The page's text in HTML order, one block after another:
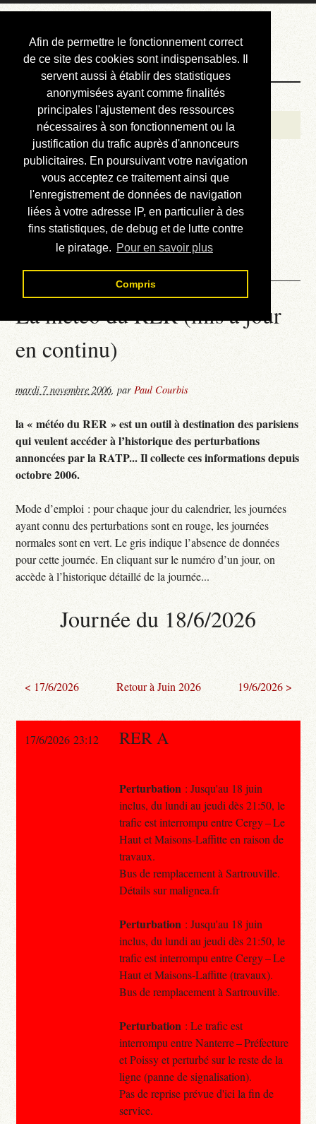
Afin de permettre le fonctionnement correct
de ce site des cookies sont indispensables. Il
servent aussi à établir des statistiques
anonymisées ayant comme finalités
principales l'ajustement des ressources
nécessaires à son fonctionnement ou la
justification du trafic auprès d'annonceurs
publicitaires. En poursuivant votre navigation
vous acceptez ce traitement ainsi que
l'enregistrement de données de navigation
liées à votre adresse IP, en particulier à des
fins statistiques, de debug et de lutte contre
le piratage. Pour en savoir plus
Compris
Courbis, « LE »
Blog Officiel
Bienvenue
Réalisations
Divers (et d’été)
Annonces
Liens externes
Téléchargement
Contact
La météo du RER (mis à jour
en continu)
mardi 7 novembre 2006,parPaul Courbis
la « météo du RER » est un outil à destination des parisiens
qui veulent accéder à l’historique des perturbations
annoncées par la RATP... Il collecte ces informations depuis
octobre 2006.
Mode d’emploi : pour chaque jour du calendrier, les journées
ayant connu des perturbations sont en rouge, les journées
normales sont en vert. Le gris indique l’absence de données
pour cette journée. En cliquant sur le numéro d’un jour, on
accède à l’historique détaillé de la journée...
Journée du 18/6/2026
< 17/6/2026 Retour à Juin 2026 19/6/2026 >
17/6/2026 23:12 RER A
Perturbation : Jusqu'au 18 juin
inclus, du lundi au jeudi dès 21:50, le
trafic est interrompu entre Cergy – Le
Haut et Maisons-Laffitte en raison de
travaux.
Bus de remplacement à Sartrouville.
Détails sur malignea.fr
Perturbation : Jusqu'au 18 juin
inclus, du lundi au jeudi dès 21:50, le
trafic est interrompu entre Cergy – Le
Haut et Maisons-Laffitte (travaux).
Bus de remplacement à Sartrouville.
Perturbation : Le trafic est
interrompu entre Nanterre – Préfecture
et Poissy et perturbé sur le reste de la
ligne (panne de signalisation).
Pas de reprise prévue d'ici la fin de
service.